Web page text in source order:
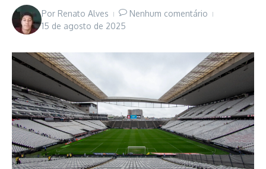
Por Renato Alves
Nenhum comentário
15 de agosto de 2025